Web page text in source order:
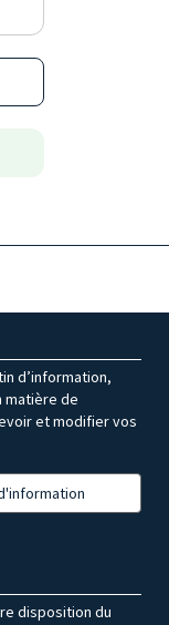
d’information,
matière de
et modifier vos
disposition du